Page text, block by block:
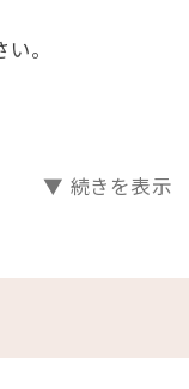
。
をホテルスタッフ
ートタイプのナイ
▼ 続きを表示